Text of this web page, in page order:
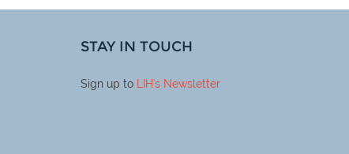
STAY IN TOUCH
Sign up to LIH's Newsletter